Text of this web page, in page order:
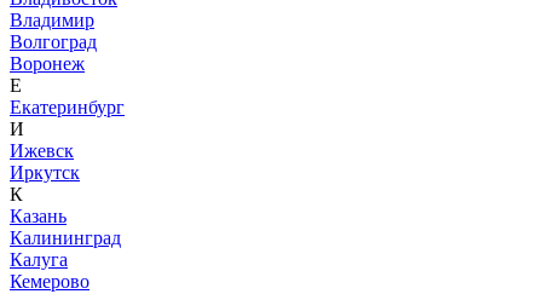
Владимир
Волгоград
Воронеж
Е
Екатеринбург
И
Ижевск
Иркутск
К
Казань
Калининград
Калуга
Кемерово